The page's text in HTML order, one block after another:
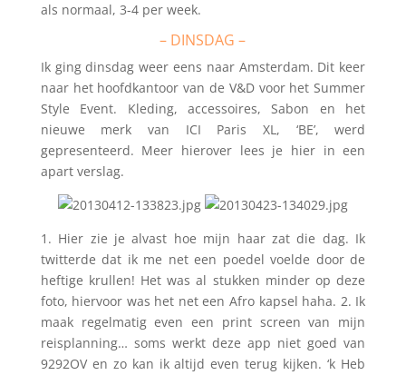
als normaal, 3-4 per week.
– DINSDAG –
Ik ging dinsdag weer eens naar Amsterdam. Dit keer
naar het hoofdkantoor van de V&D voor het Summer
Style Event. Kleding, accessoires, Sabon en het
nieuwe merk van ICI Paris XL, ‘BE’, werd
gepresenteerd. Meer hierover lees je hier in een
apart verslag.
1. Hier zie je alvast hoe mijn haar zat die dag. Ik
twitterde dat ik me net een poedel voelde door de
heftige krullen! Het was al stukken minder op deze
foto, hiervoor was het net een Afro kapsel haha. 2. Ik
maak regelmatig even een print screen van mijn
reisplanning… soms werkt deze app niet goed van
9292OV en zo kan ik altijd even terug kijken. ‘k Heb